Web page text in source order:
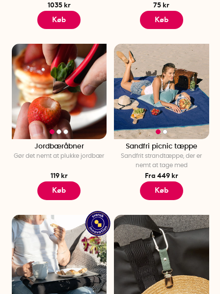
1035 kr
Køb
75 kr
Køb
Jordbæråbner
Gør det nemt at plukke jordbær
119 kr
Køb
Sandfri picnic tæppe
Sandfrit strandtæppe, der er
nemt at tage med
Fra 449 kr
Køb